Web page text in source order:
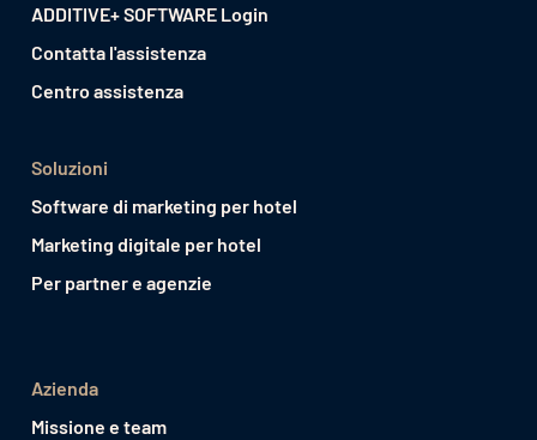
ADDITIVE+ SOFTWARE Login
Contatta l'assistenza
Centro assistenza
Soluzioni
Software di marketing per hotel
Marketing digitale per hotel
Per partner e agenzie
Azienda
Missione e team